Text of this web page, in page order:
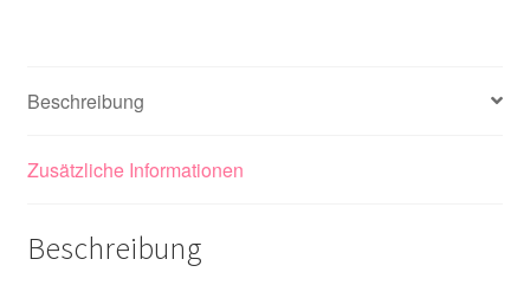
Beschreibung
Zusätzliche Informationen
Beschreibung